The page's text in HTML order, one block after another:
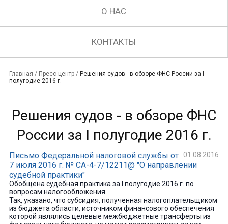
О НАС
КОНТАКТЫ
Главная / Пресс-центр/ Решения судов - в обзоре ФНС России за I
полугодие 2016 г.
Решения судов - в обзоре ФНС
России за I полугодие 2016 г.
01.08.2016
Письмо Федеральной налоговой службы от
7 июля 2016 г. № СА-4-7/12211@ "О направлении
судебной практики"
Обобщена судебная практика за I полугодие 2016 г. по
вопросам налогообложения.
Так, указано, что субсидия, полученная налогоплательщиком
из бюджета области, источником финансового обеспечения
которой являлись целевые межбюджетные трансферты из